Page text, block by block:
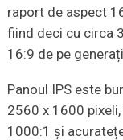
raport de aspect
fiind deci cu circa
16:9 de pe
Panoul IPS este
2560 x 1600
1000:1 și